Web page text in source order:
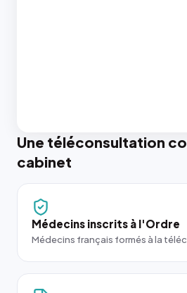
Une téléconsultation
cabinet
Médecins inscrits à l'Ordre
Médecins français formés à la